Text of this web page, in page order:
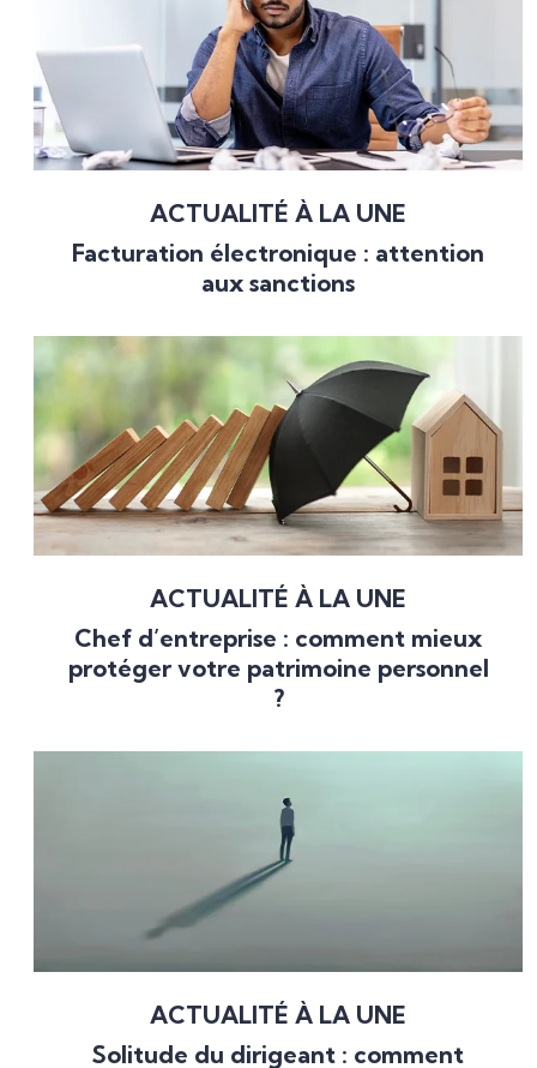
ACTUALITÉ À LA UNE
Facturation électronique : attention
aux sanctions
ACTUALITÉ À LA UNE
Chef d’entreprise : comment mieux
protéger votre patrimoine personnel
?
ACTUALITÉ À LA UNE
Solitude du dirigeant : comment